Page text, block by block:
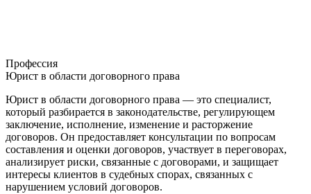
Профессия
Юрист в области договорного права
Юрист в области договорного права — это специалист,
который разбирается в законодательстве, регулирующем
заключение, исполнение, изменение и расторжение
договоров. Он предоставляет консультации по вопросам
составления и оценки договоров, участвует в переговорах,
анализирует риски, связанные с договорами, и защищает
интересы клиентов в судебных спорах, связанных с
нарушением условий договоров.